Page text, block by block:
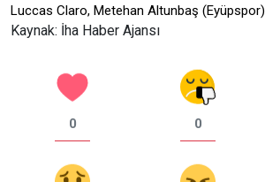
Luccas Claro, Metehan Altunbaş (Eyüpspor)
Kaynak: İha Haber Ajansı
0 0